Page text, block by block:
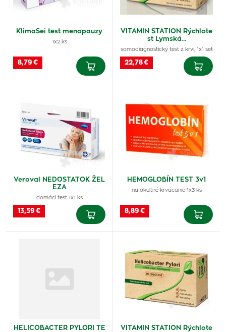
KlimaSei test menopauzy
1x2 ks
8,79 €
VITAMIN STATION Rýchlote
st Lymská…
samodiagnostický test z krvi, 1x1 set
22,78 €
Veroval NEDOSTATOK ŽEL
EZA
domáci test 1x1 ks
13,59 €
HEMOGLOBÍN TEST 3v1
na okultné krvácanie 1x3 ks
8,89 €
HELICOBACTER PYLORI TE
VITAMIN STATION Rýchlote